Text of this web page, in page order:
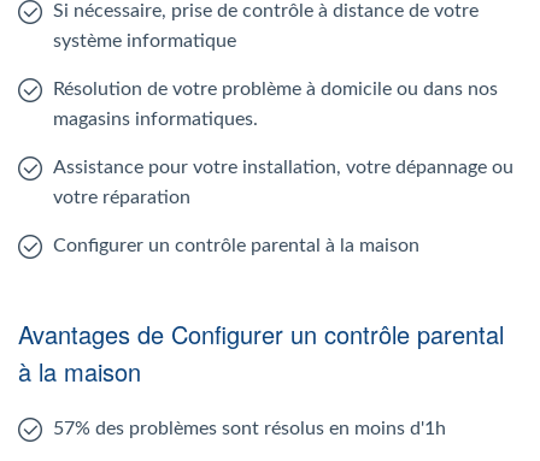
Si nécessaire, prise de contrôle à distance de votre
système informatique
Résolution de votre problème à domicile ou dans nos
magasins informatiques.
Assistance pour votre installation, votre dépannage ou
votre réparation
Configurer un contrôle parental à la maison
Avantages de Configurer un contrôle parental
à la maison
57% des problèmes sont résolus en moins d'1h